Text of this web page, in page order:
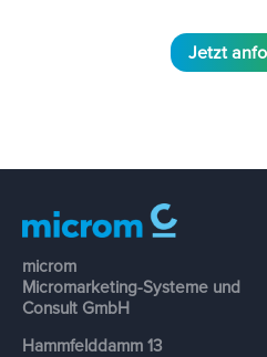
microm
Micromarketing-Systeme und
Consult GmbH
Hammfelddamm 13